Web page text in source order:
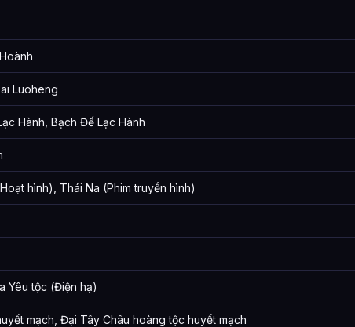
Luoheng
Lạc Hành, Bạch Đế Lạc Hành
hình), Thái Na (Phim truyền hình)
Yêu tộc (Điện hạ)
mạch, Đại Tây Châu hoàng tộc huyết mạch